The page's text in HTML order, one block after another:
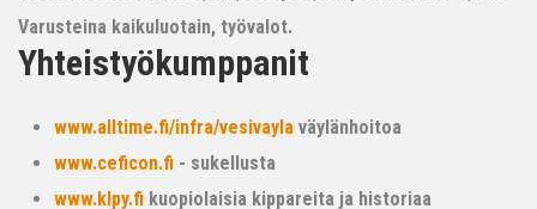
Varusteina kaikuluotain, työvalot.
Yhteistyökumppanit
www.alltime.fi/infra/vesivayla väylänhoitoa
www.ceficon.fi - sukellusta
www.klpy.fi kuopiolaisia kippareita ja historiaa